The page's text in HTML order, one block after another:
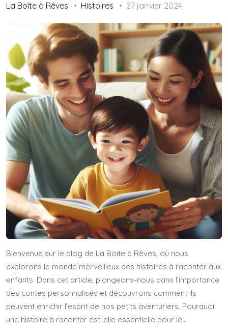
La Boîte à Rêves Histoires 27 janvier 2024
Bienvenue sur le blog de La Boite à Rêves, où nous
explorons le monde merveilleux des histoires à raconter aux
enfants. Dans cet article, plongeons-nous dans l’importance
des contes personnalisés et découvrons comment ils
peuvent enrichir l’esprit de nos petits aventuriers. Pourquoi
une histoire à raconter est-elle essentielle pour le…